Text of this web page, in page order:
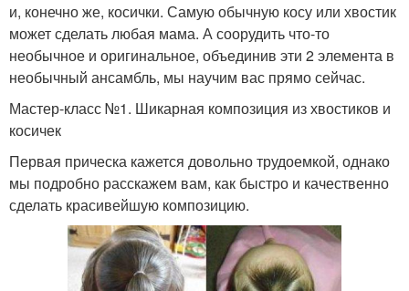
и, конечно же, косички. Самую обычную косу или хвостик
может сделать любая мама. А соорудить что-то
необычное и оригинальное, объединив эти 2 элемента в
необычный ансамбль, мы научим вас прямо сейчас.
Мастер-класс №1. Шикарная композиция из хвостиков и
косичек
Первая прическа кажется довольно трудоемкой, однако
мы подробно расскажем вам, как быстро и качественно
сделать красивейшую композицию.